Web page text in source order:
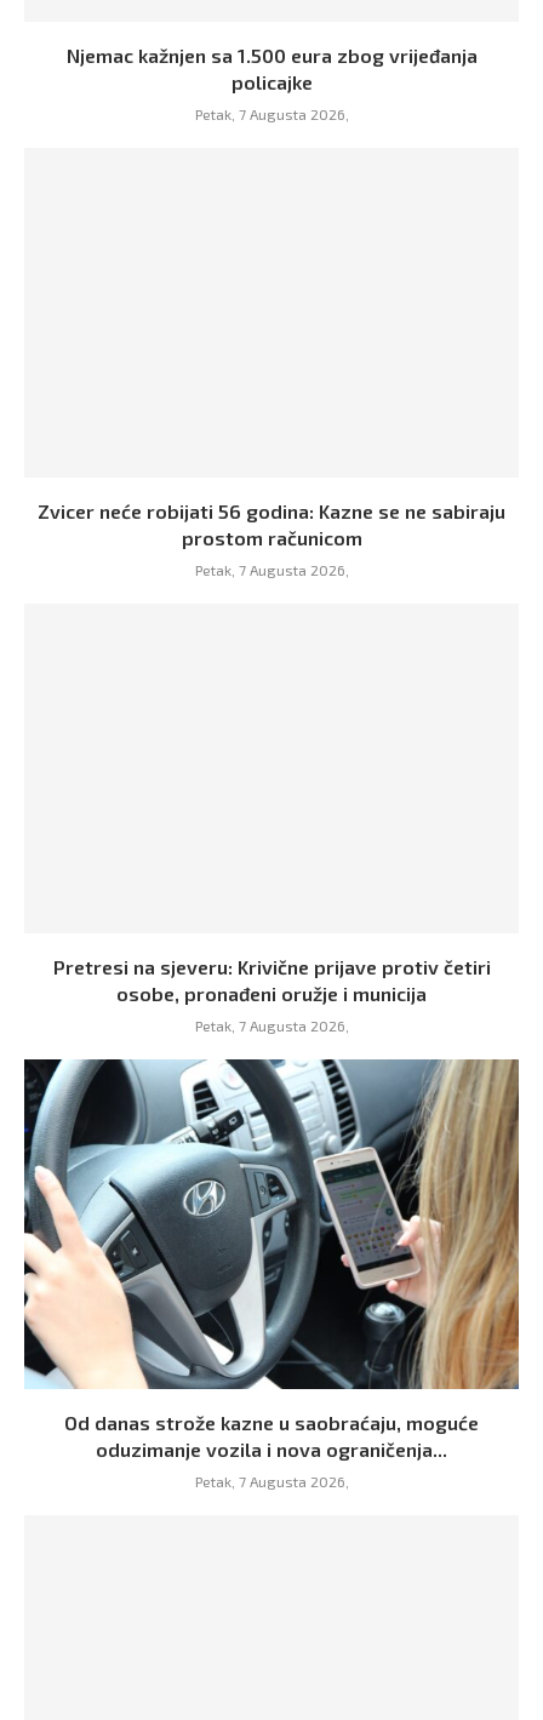
Njemac kažnjen sa 1.500 eura zbog vrijeđanja
policajke
Petak, 7 Augusta 2026,
Zvicer neće robijati 56 godina: Kazne se ne sabiraju
prostom računicom
Petak, 7 Augusta 2026,
Pretresi na sjeveru: Krivične prijave protiv četiri
osobe, pronađeni oružje i municija
Petak, 7 Augusta 2026,
Od danas strože kazne u saobraćaju, moguće
oduzimanje vozila i nova ograničenja...
Petak, 7 Augusta 2026,